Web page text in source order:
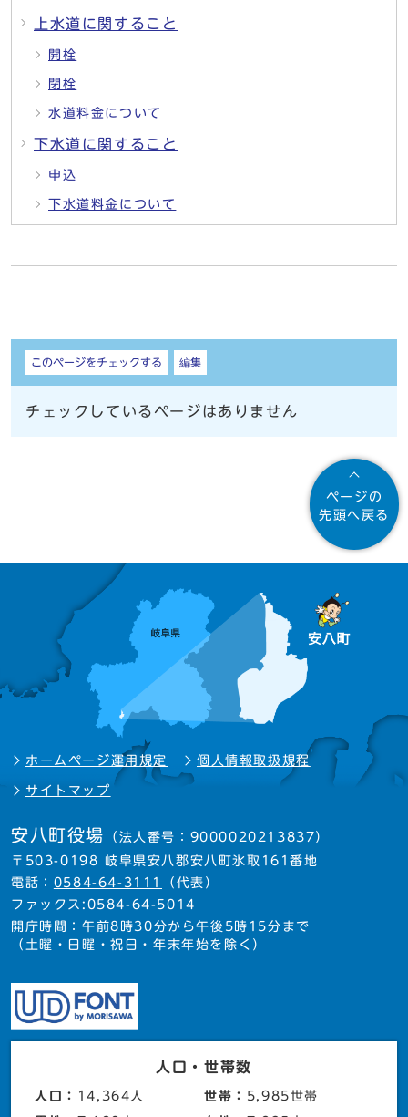
上水道に関すること
開栓
閉栓
水道料金について
下水道に関すること
申込
下水道料金について
しおり
このページをチェックする 編集
チェックしているページはありません
ページの
先頭へ戻る
ホームページ運用規定 個人情報取扱規程
サイトマップ
安八町役場 （法人番号：9000020213837）
〒503-0198 岐阜県安八郡安八町氷取161番地
電話： 0584-64-3111
（代表）
ファックス:0584-64-5014
開庁時間：午前8時30分から午後5時15分まで
（土曜・日曜・祝日・年末年始を除く）
人口・世帯数
人口： 14,364人 世帯： 5,985世帯